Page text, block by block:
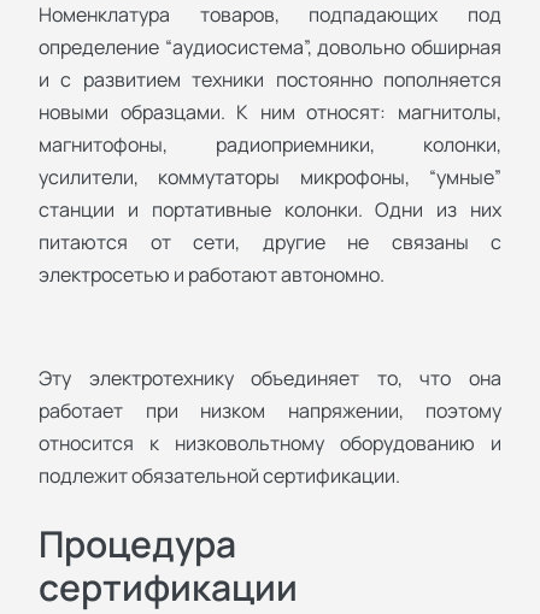
Номенклатура товаров, подпадающих под
определение “аудиосистема”, довольно обширная
и с развитием техники постоянно пополняется
новыми образцами. К ним относят: магнитолы,
магнитофоны, радиоприемники, колонки,
усилители, коммутаторы микрофоны, “умные”
станции и портативные колонки. Одни из них
питаются от сети, другие не связаны с
электросетью и работают автономно.
Эту электротехнику объединяет то, что она
работает при низком напряжении, поэтому
относится к низковольтному оборудованию и
подлежит обязательной сертификации.
Процедура
сертификации